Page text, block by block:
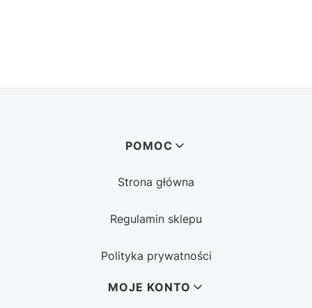
POMOC
Strona główna
Regulamin sklepu
Polityka prywatności
MOJE KONTO